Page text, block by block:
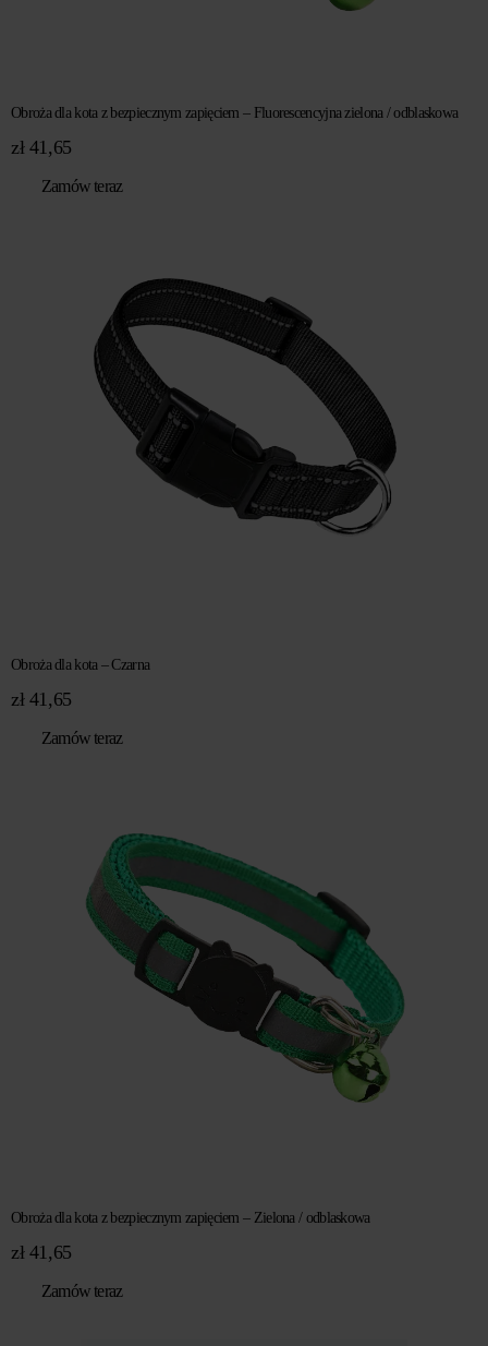
Obroża dla kota z bezpiecznym zapięciem – Fluorescencyjna zielona / odblaskowa
zł41,65
Zamów teraz
Obroża dla kota – Czarna
zł41,65
Zamów teraz
Obroża dla kota z bezpiecznym zapięciem – Zielona / odblaskowa
zł41,65
Zamów teraz